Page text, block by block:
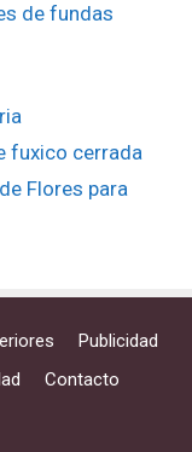
de fundas
fuxico cerrada
Flores para
Publicidad
Contacto